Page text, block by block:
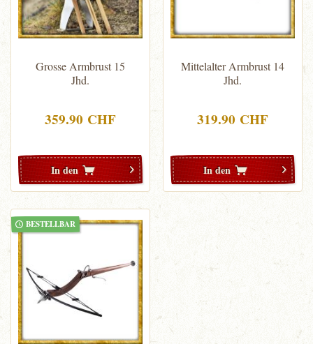
Grosse Armbrust 15
Jhd.
359.90 CHF
In den
Mittelalter Armbrust 14
Jhd.
319.90 CHF
In den
BESTELLBAR